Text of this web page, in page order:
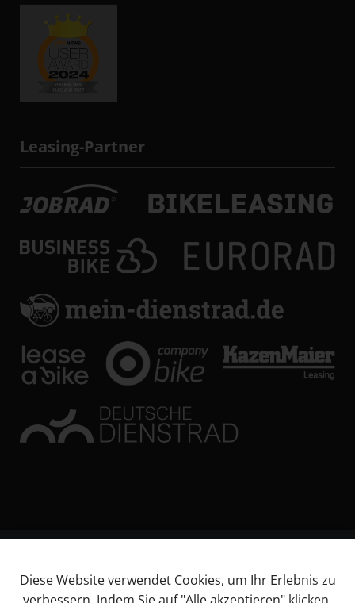
Leasing-Partner
Impressum
Diese Website verwendet Cookies, um Ihr Erlebnis zu